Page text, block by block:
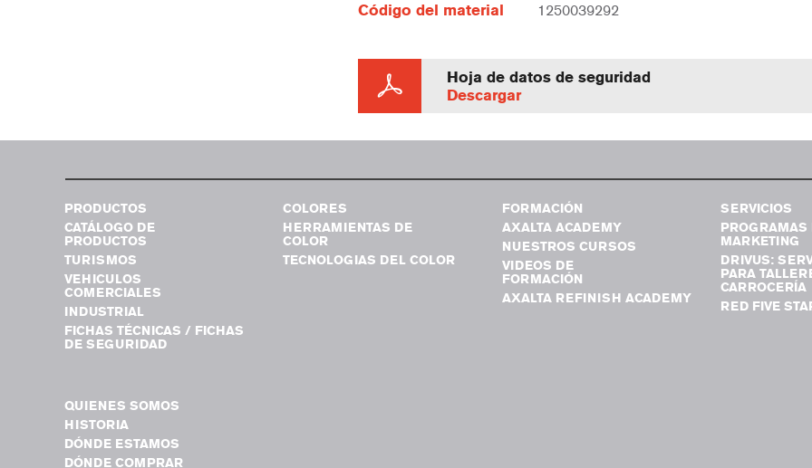
Código del material 1250039292
Hoja de datos de seguridad
Descargar
PRODUCTOS
CATÁLOGO DE
PRODUCTOS
TURISMOS
VEHICULOS
COMERCIALES
INDUSTRIAL
FICHAS TÉCNICAS / FICHAS
DE SEGURIDAD
COLORES
HERRAMIENTAS DE
COLOR
TECNOLOGIAS DEL COLOR
FORMACIÓN
AXALTA ACADEMY
NUESTROS CURSOS
VIDEOS DE
FORMACIÓN
AXALTA REFINISH ACADEMY
SERVICIOS
PROGRAMAS
MARKETING
DRIVUS:
PARA
CARROCERÍA
RED FIVE
QUIENES SOMOS
HISTORIA
DÓNDE ESTAMOS
DÓNDE COMPRAR